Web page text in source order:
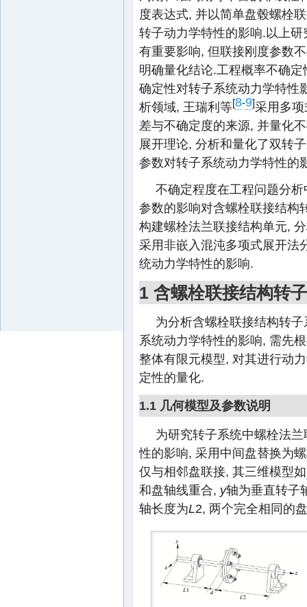
度表达式, 并以简单盘毂螺栓
转子动力学特性的影响.以上
有重要影响, 但联接刚度参数
明确量化结论.工程概率不确
确定性对转子系统动力学特性
析领域, 王瑞利等[8-9]采用多
差与不确定度的来源, 并量化
展开理论, 分析和量化了双转
参数对转子系统动力学特性的
不确定程度在工程问题分
参数的影响对含螺栓联接结构
构建螺栓法兰联接结构单元,
采用非嵌入混沌多项式展开法
统动力学特性的影响.
1 含螺栓联接结构转
为分析含螺栓联接结构转
系统动力学特性的影响, 需先
整体有限元模型, 对其进行动
定性的量化.
1.1 几何模型及参数说明
为研究转子系统中螺栓法
性的影响, 采用中间盘替换为
仅与相邻盘联接, 其三维模型如
和盘轴线重合, y轴为垂直转子
轴长度为L2, 两个完全相同的